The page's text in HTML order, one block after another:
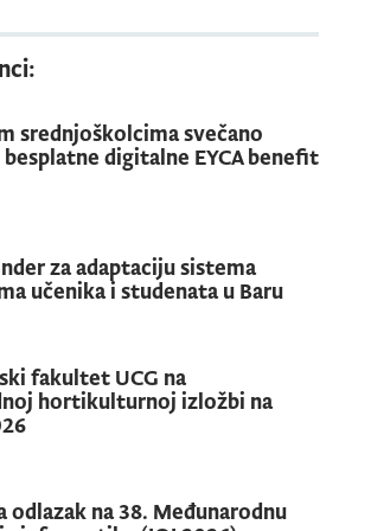
i Generalne skupštine koja
su odlučivale 34 članice
cijele Evrope.
prepoznaje inicijativu
Youth Card in Montenegro“
Evropske
kartice u savremenu digitalnu
mladima omogućava
pristup popustima,
prilikama za mobilnost,
i drugim sadržajima
srednjoškolcima svečano
digitalne EYCA benefit
za adaptaciju sistema
učenika i studenata u Baru
fakultet UCG na
hortikulturnoj izložbi na
odlazak na 38. Međunarodnu